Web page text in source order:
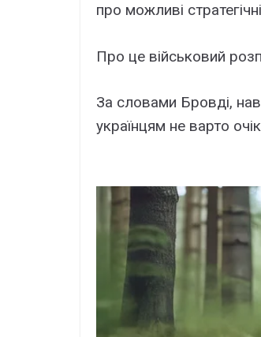
про можливі
Про це військовий
За словами Бровді,
українцям не варто